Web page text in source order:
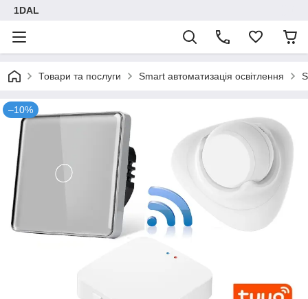
1DAL
Товари та послуги Smart автоматизація освітлення
–10%